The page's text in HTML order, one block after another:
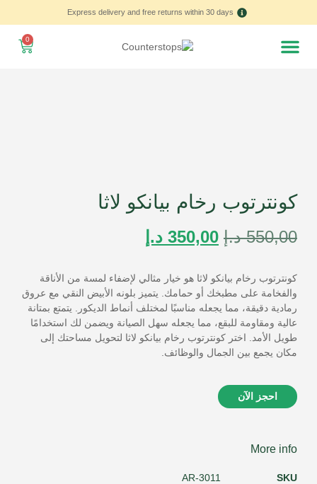
Express delivery and free returns within 30 days
0
كونترتوب رخام بيانكو لاثا
550,00 د.إ 350,00 د.إ
كونترتوب رخام بيانكو لاثا هو خيار مثالي لإضفاء لمسة من الأناقة
والفخامة على مطبخك أو حمامك. يتميز بلونه الأبيض النقي مع عروق
رمادية دقيقة، مما يجعله مناسبًا لمختلف أنماط الديكور. يتمتع بمتانة
عالية ومقاومة للبقع، مما يجعله سهل الصيانة ويضمن لك استخدامًا
طويل الأمد. اختر كونترتوب رخام بيانكو لاثا لتحويل مساحتك إلى
مكان يجمع بين الجمال والوظائف.
احجز الآن
More info
SKU
AR-3011